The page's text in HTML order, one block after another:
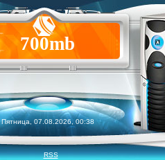
700mb
Пятница, 07.08.2026, 00:38
RSS